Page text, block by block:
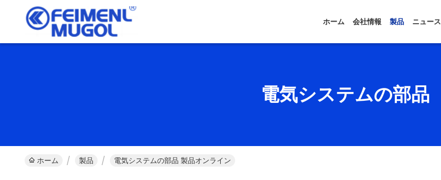
ホーム 会社情報 製品 ニュース
電気システムの部品
ホーム 製品 電気システムの部品 製品オンライン